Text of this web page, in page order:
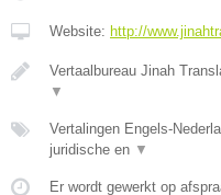
Website: http://
Vertaalbureau Jinah
▼
Vertalingen Engels-
juridische en ▼
Er wordt gewerkt op